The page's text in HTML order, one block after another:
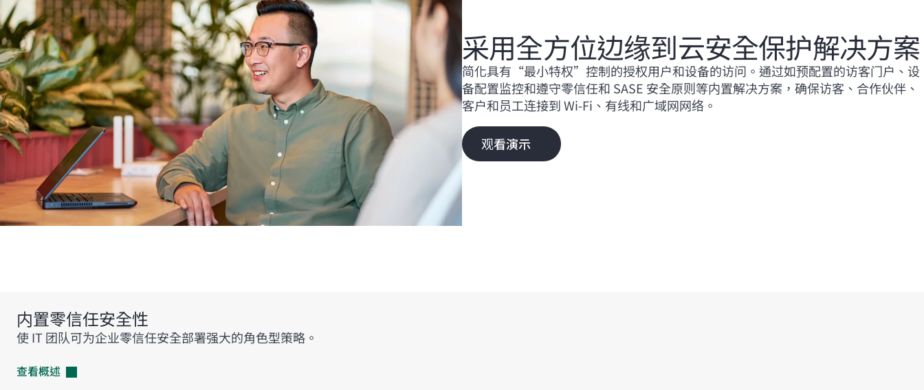
采用全方位边缘到云安全保护解决方案
简化具有“最小特权”控制的授权用户和设备的访问。通过如预配置的访客门户、设
备配置监控和遵守零信任和 SASE 安全原则等内置解决方案，确保访客、合作伙伴、
客户和员工连接到Wi-Fi 、有线和广域网网络。
观看演示
内置零信任安全性
使 IT 团队可为企业零信任安全部署强大的角色型策略。
查看概述